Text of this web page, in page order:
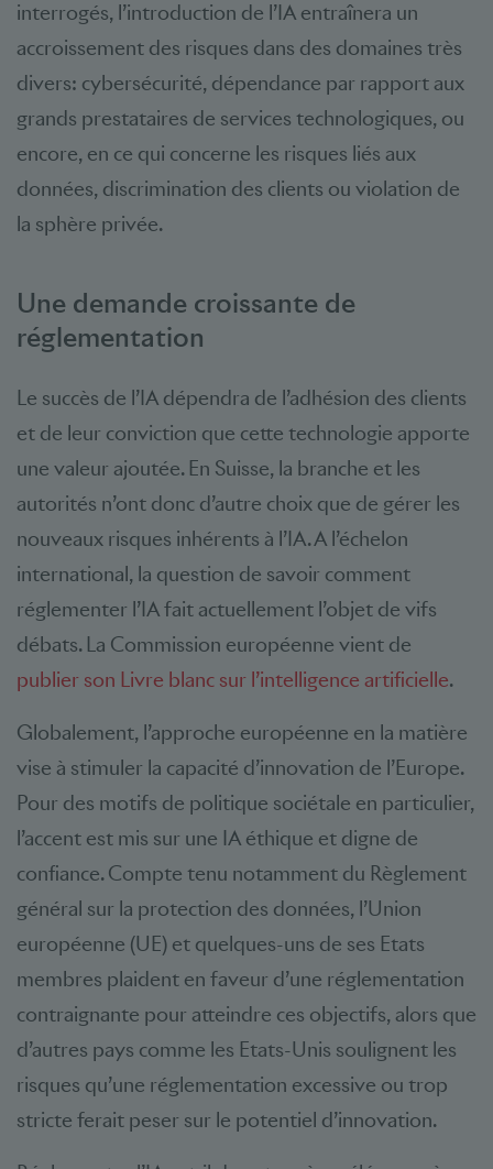
interrogés, l’introduction de l’IA entraînera un
accroissement des risques dans des domaines très
divers: cybersécurité, dépendance par rapport aux
grands prestataires de services technologiques, ou
encore, en ce qui concerne les risques liés aux
données, discrimination des clients ou violation de
la sphère privée.
Une demande croissante de
réglementation
Le succès de l’IA dépendra de l’adhésion des clients
et de leur conviction que cette technologie apporte
une valeur ajoutée. En Suisse, la branche et les
autorités n’ont donc d’autre choix que de gérer les
nouveaux risques inhérents à l’IA. A l’échelon
international, la question de savoir comment
réglementer l’IA fait actuellement l’objet de vifs
débats. La Commission européenne vient de
publier son Livre blanc sur l’intelligence artificielle.
Globalement, l’approche européenne en la matière
vise à stimuler la capacité d’innovation de l’Europe.
Pour des motifs de politique sociétale en particulier,
l’accent est mis sur une IA éthique et digne de
confiance. Compte tenu notamment du Règlement
général sur la protection des données, l’Union
européenne (UE) et quelques-uns de ses Etats
membres plaident en faveur d’une réglementation
contraignante pour atteindre ces objectifs, alors que
d’autres pays comme les Etats-Unis soulignent les
risques qu’une réglementation excessive ou trop
stricte ferait peser sur le potentiel d’innovation.